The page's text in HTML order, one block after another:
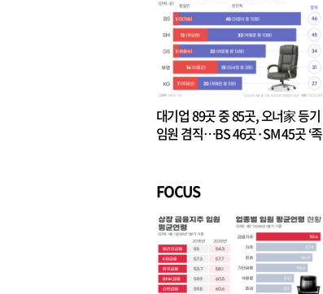
대기업 89곳 중 85곳, 오너家 등기
임원 겸직…BS 46곳·SM 45곳 ‘족
FOCUS